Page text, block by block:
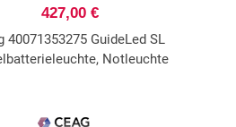
427,00 €
40071353275 GuideLed SL
Notleuchte